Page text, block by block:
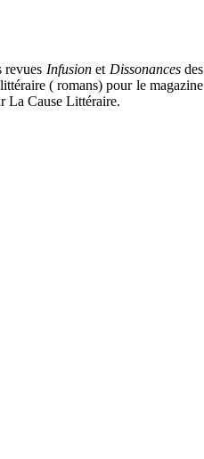
revues Infusionet Dissonancesdes
( romans) pour le magazine
La Cause Littéraire.